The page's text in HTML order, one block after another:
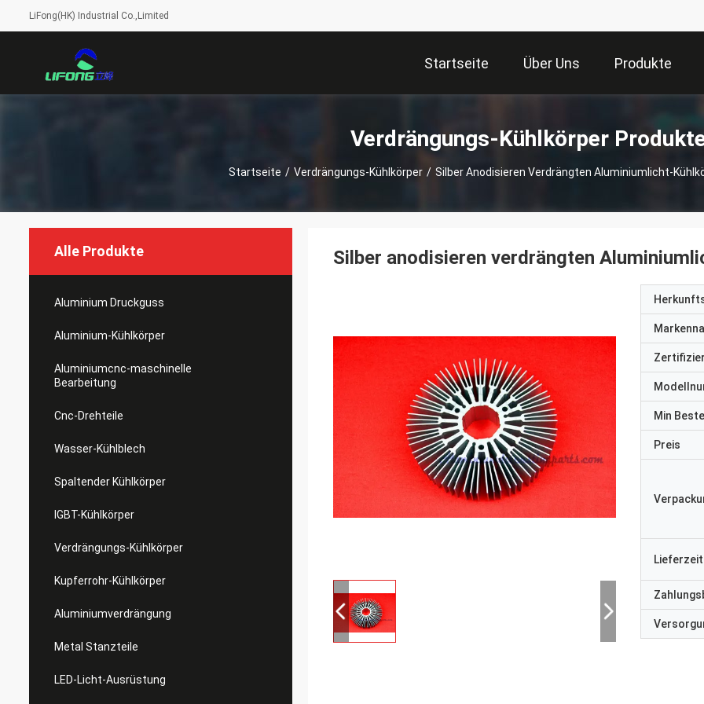
LiFong(HK) Industrial Co.,Limited
Startseite Über Uns Produkte
Verdrängungs-Kühlkörper
Startseite / Verdrängungs-Kühlkörper / Silber Anodisieren Verdrängten Aluminiumlicht-
Alle Produkte
Aluminium Druckguss
Aluminium-Kühlkörper
Aluminiumcnc-maschinelle
Bearbeitung
Cnc-Drehteile
Wasser-Kühlblech
Spaltender Kühlkörper
IGBT-Kühlkörper
Verdrängungs-Kühlkörper
Kupferrohr-Kühlkörper
Aluminiumverdrängung
Metal Stanzteile
LED-Licht-Ausrüstung
Silber anodisieren verdrängten
Min
Preis
Lieferzeit